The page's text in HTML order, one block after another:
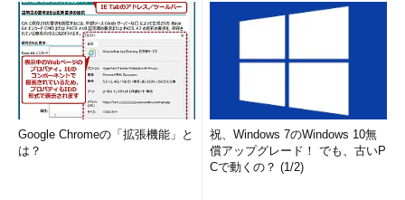
Google Chromeの「拡張機能」と
は？
祝、Windows 7のWindows 10無
償アップグレード！ でも、古いP
Cで動くの？ (1/2)